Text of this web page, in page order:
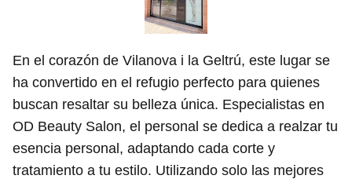
En el corazón de Vilanova i la Geltrú, este lugar se
ha convertido en el refugio perfecto para quienes
buscan resaltar su belleza única. Especialistas en
OD Beauty Salon, el personal se dedica a realzar tu
esencia personal, adaptando cada corte y
tratamiento a tu estilo. Utilizando solo las mejores